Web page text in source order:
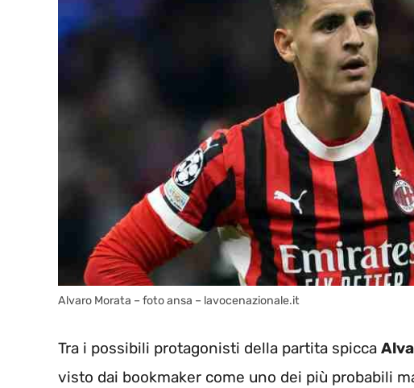
Alvaro Morata – foto ansa – lavocenazionale.it
Tra i possibili protagonisti della partita spicca
visto dai bookmaker come uno dei più probabili